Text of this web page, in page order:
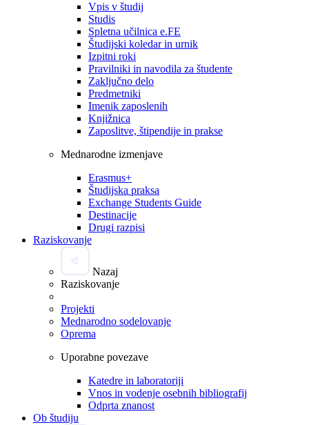
Vpis v študij
Studis
Spletna učilnica e.FE
Študijski koledar in urnik
Izpitni roki
Pravilniki in navodila za študente
Zaključno delo
Predmetniki
Imenik zaposlenih
Knjižnica
Zaposlitve, štipendije in prakse
Mednarodne izmenjave
Erasmus+
Študijska praksa
Exchange Students Guide
Destinacije
Drugi razpisi
Raziskovanje
Nazaj
Raziskovanje
Projekti
Mednarodno sodelovanje
Oprema
Uporabne povezave
Katedre in laboratoriji
Vnos in vodenje osebnih bibliografij
Odprta znanost
Ob študiju